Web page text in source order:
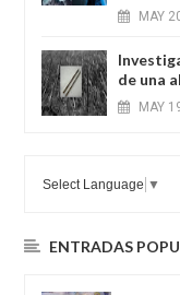
MAY
de una
MAY
Select Language ▼
ENTRADAS